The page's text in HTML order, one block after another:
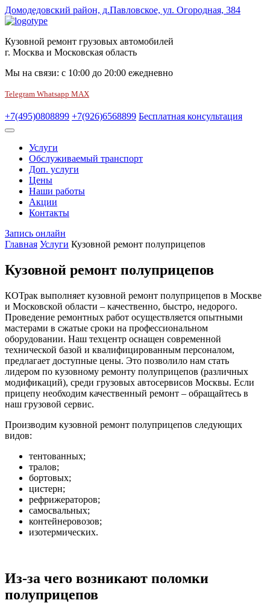
Домодедовский район, д.Павловское, ул. Огородная, 384
Кузовной ремонт грузовых автомобилей
г. Москва и Московская область
Мы на связи: с 10:00 до 20:00 ежедневно
Telegram Whatsapp MAX
+7(495)0808899 +7(926)6568899 Бесплатная консультация
Услуги
Обслуживаемый транспорт
Доп. услуги
Цены
Наши работы
Акции
Контакты
Запись онлайн
Главная Услуги Кузовной ремонт полуприцепов
Кузовной ремонт полуприцепов
КОТрак выполняет кузовной ремонт полуприцепов в Москве
и Московской области – качественно, быстро, недорого.
Проведение ремонтных работ осуществляется опытными
мастерами в сжатые сроки на профессиональном
оборудовании. Наш техцентр оснащен современной
технической базой и квалифицированным персоналом,
предлагает доступные цены. Это позволило нам стать
лидером по кузовному ремонту полуприцепов (различных
модификаций), среди грузовых автосервисов Москвы. Если
прицепу необходим качественный ремонт – обращайтесь в
наш грузовой сервис.
Производим кузовной ремонт полуприцепов следующих
видов:
тентованных;
тралов;
бортовых;
цистерн;
рефрижераторов;
самосвальных;
контейнеровозов;
изотермических.
Из-за чего возникают поломки
полуприцепов